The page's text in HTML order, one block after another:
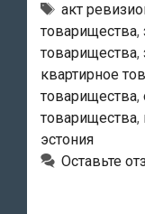
Метки
акт
товарищества,
товарищества,
квартирное
товарищества,
товарищества,
эстония
Оставьте